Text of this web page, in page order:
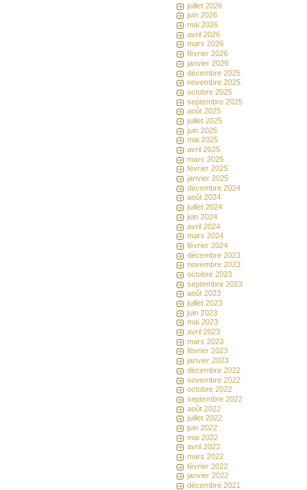
juillet 2026
juin 2026
mai 2026
avril 2026
mars 2026
février 2026
janvier 2026
décembre 2025
novembre 2025
octobre 2025
septembre 2025
août 2025
juillet 2025
juin 2025
mai 2025
avril 2025
mars 2025
février 2025
janvier 2025
décembre 2024
août 2024
juillet 2024
juin 2024
avril 2024
mars 2024
février 2024
décembre 2023
novembre 2023
octobre 2023
septembre 2023
août 2023
juillet 2023
juin 2023
mai 2023
avril 2023
mars 2023
février 2023
janvier 2023
décembre 2022
novembre 2022
octobre 2022
septembre 2022
août 2022
juillet 2022
juin 2022
mai 2022
avril 2022
mars 2022
février 2022
janvier 2022
décembre 2021